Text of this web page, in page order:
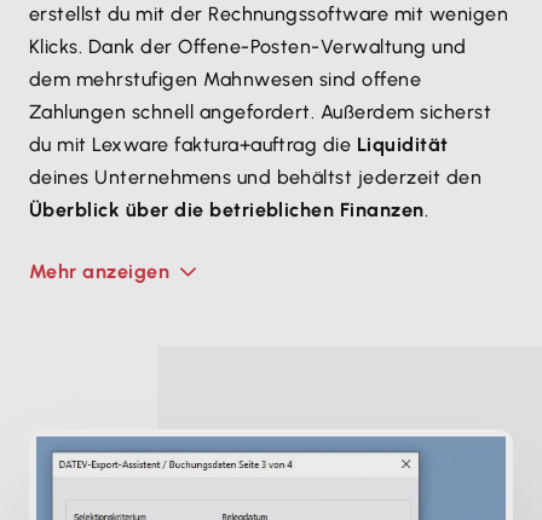
erstellst du mit der Rechnungssoftware mit wenigen
Klicks. Dank der Offene-Posten-Verwaltung und
dem mehrstufigen Mahnwesen sind offene
Zahlungen schnell angefordert. Außerdem sicherst
du mit Lexware faktura+auftrag die Liquidität
deines Unternehmens und behältst jederzeit den
Überblick über die betrieblichen Finanzen.
Mehr anzeigen